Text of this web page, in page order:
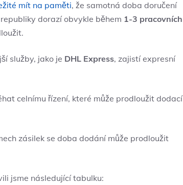
mít na paměti, že samotná doba doručení
dorazí obvykle během 1-3 pracovních
služby, jako je DHL Express, zajistí expresní
celnímu řízení, které může prodloužit dodací
zásilek se doba dodání může prodloužit
jsme následující tabulku: